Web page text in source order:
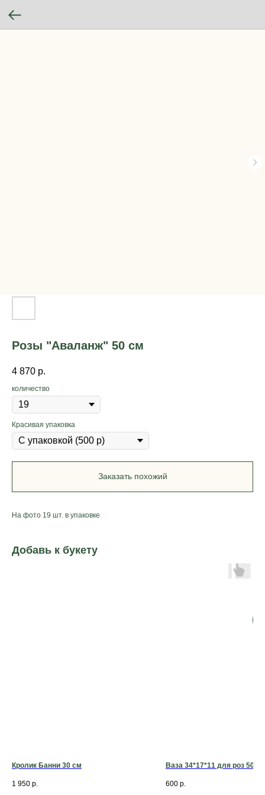
Розы "Аваланж" 50 см
4 870 р.
количество
Красивая упаковка
Заказать похожий
На фото 19 шт. в упаковке
Добавь к букету
Кролик Банни 30 см
1 950 р.
Ваза 34*17*11 для роз 50-
600 р.